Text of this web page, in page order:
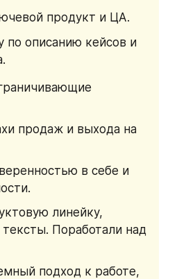
продукт и ЦА.
по описанию кейсов и
продаж и выхода на
в себе и
линейку,
тексты. Поработали над
подход к работе,